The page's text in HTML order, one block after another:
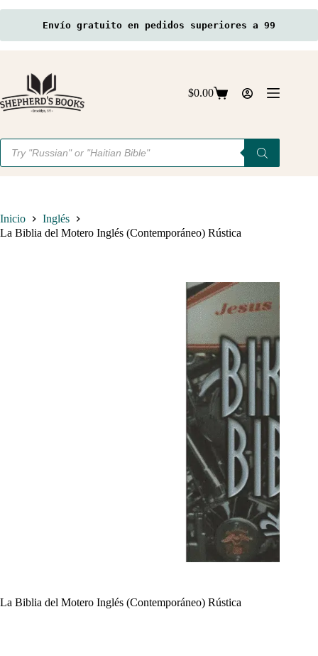
Envío gratuito en pedidos superiores a 99
contenido
Carro
$0.00
Búsqueda
productos
Inicio
Inglés
La Biblia del Motero Inglés (Contemporáneo) Rústica
La Biblia del Motero Inglés (Contemporáneo) Rústica